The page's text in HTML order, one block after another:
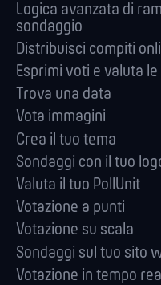
Logica avanzata di
sondaggio
Distribuisci compiti
Esprimi voti e valuta le
Trova una data
Vota immagini
Crea il tuo tema
Sondaggi con il tuo
Valuta il tuo PollUnit
Votazione a punti
Votazione su scala
Sondaggi sul tuo sito
Votazione in tempo